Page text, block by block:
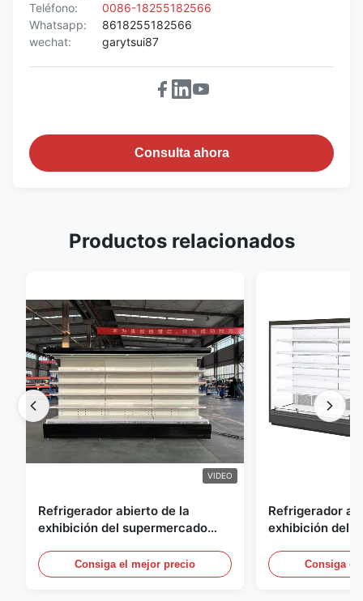
Teléfono:
0086-18255182566
Whatsapp:
8618255182566
wechat:
garytsui87
Consulta ahora
Productos relacionados
VIDEO
Refrigerador abierto de la
exhibición del supermercado
iluminación del LED
Consiga el mejor precio
Refrigerador
exhibición del
aire abierto
Consiga el